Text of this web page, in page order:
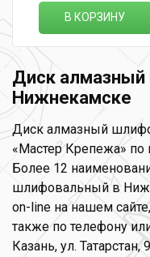
В КОРЗИНУ
Диск
Нижнекамске
Диск алмазный
«Мастер Крепежа» по
Более 12
шлифовальный в
on-line на нашем
также по телефону
Казань, ул.